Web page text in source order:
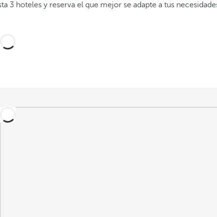
3 hoteles y reserva el que mejor se adapte a tus